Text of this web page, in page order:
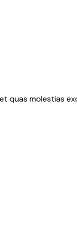
quas molestias